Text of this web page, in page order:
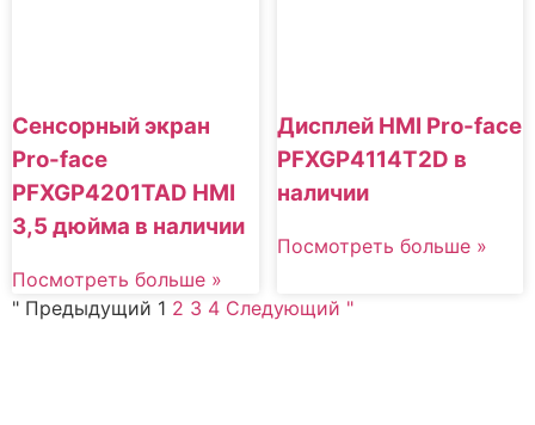
Сенсорный экран
Pro-face
PFXGP4201TAD HMI
3,5 дюйма в наличии
Посмотреть больше »
Дисплей HMI Pro-face
PFXGP4114T2D в
наличии
Посмотреть больше »
" Предыдущий 1 2 3 4 Следующий "